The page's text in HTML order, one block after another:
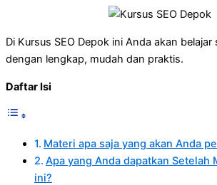
Di Kursus SEO Depok ini Anda akan
dengan lengkap, mudah dan praktis.
Daftar Isi
Materi apa saja yang akan Anda
Apa yang Anda dapatkan Setelah
ini?